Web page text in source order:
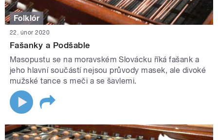
Folklór
22. únor 2020
Fašanky a Podšable
Masopustu se na moravském Slovácku říká fašank a
jeho hlavní součástí nejsou průvody masek, ale divoké
mužské tance s meči a se šavlemi.